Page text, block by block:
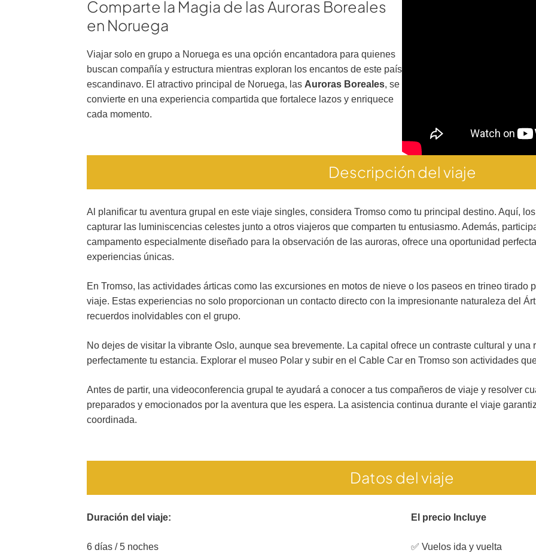
Comparte la Magia de las Auroras Boreales
en Noruega
Viajar solo en grupo a Noruega es una opción encantadora para quienes
buscan compañía y estructura mientras exploran los encantos de este país
escandinavo. El atractivo principal de Noruega, las Auroras Boreales, se
convierte en una experiencia compartida que fortalece lazos y enriquece
cada momento.
Descripción del viaje
Al planificar tu aventura grupal en este viaje singles, considera Tromso como tu principal destino. Aquí,
capturar las luminiscencias celestes junto a otros viajeros que comparten tu entusiasmo. Además,
campamento especialmente diseñado para la observación de las auroras, ofrece una oportunidad
experiencias únicas.
En Tromso, las actividades árticas como las excursiones en motos de nieve o los paseos en trineo tirado
viaje. Estas experiencias no solo proporcionan un contacto directo con la impresionante naturaleza del
recuerdos inolvidables con el grupo.
No dejes de visitar la vibrante Oslo, aunque sea brevemente. La capital ofrece un contraste cultural y
perfectamente tu estancia. Explorar el museo Polar y subir en el Cable Car en Tromso son actividades
Antes de partir, una videoconferencia grupal te ayudará a conocer a tus compañeros de viaje y resolver
preparados y emocionados por la aventura que les espera. La asistencia continua durante el viaje
coordinada.
Datos del viaje
Duración del viaje:
6 días / 5 noches
El precio Incluye
✅ Vuelos ida y vuelta